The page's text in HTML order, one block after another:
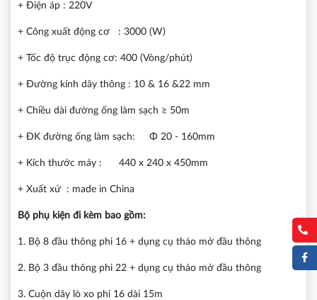
+ Điện áp : 220V
+ Công xuất động cơ : 3000 (W)
+ Tốc độ trục động cơ: 400 (Vòng/phút)
+ Đường kính dây thông : 10 & 16 &22 mm
+ Chiều dài đường ống làm sạch ≥ 50m
+ ĐK đường ống làm sạch: Φ 20 - 160mm
+ Kích thước máy : 440 x 240 x 450mm
+ Xuất xứ : made in China
Bộ phụ kiện đi kèm bao gồm:
1. Bộ 8 đầu thông phi 16 + dụng cụ tháo mở đầu thông
2. Bộ 3 đầu thông phi 22 + dụng cụ tháo mở đầu thông
3. Cuộn dây lò xo phi 16 dài 15m